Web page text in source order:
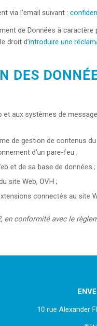
via l’email suivant :
de Données à
droit d’introduire une
DES
aux systèmes de
de gestion de contenus
d’un pare-feu ;
et de sa base de données ;
site Web, OVH ;
connectés au site
conformité avec le
10 rue Alexander